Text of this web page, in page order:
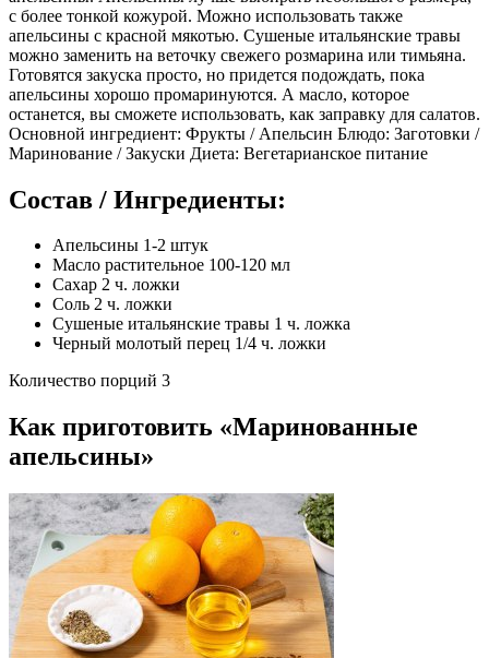
с более тонкой кожурой. Можно использовать также
апельсины с красной мякотью. Сушеные итальянские травы
можно заменить на веточку свежего розмарина или тимьяна.
Готовятся закуска просто, но придется подождать, пока
апельсины хорошо промаринуются. А масло, которое
останется, вы сможете использовать, как заправку для салатов.
Основной ингредиент: Фрукты / Апельсин Блюдо: Заготовки /
Маринование / Закуски Диета: Вегетарианское питание
Состав / Ингредиенты:
Апельсины 1-2 штук
Масло растительное 100-120 мл
Сахар 2 ч. ложки
Соль 2 ч. ложки
Сушеные итальянские травы 1 ч. ложка
Черный молотый перец 1/4 ч. ложки
Количество порций 3
Как приготовить «Маринованные
апельсины»